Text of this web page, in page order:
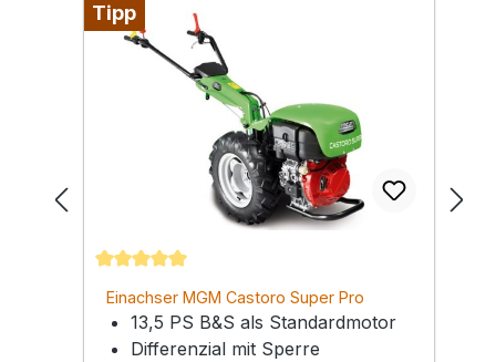
Tipp
Durchschnittliche Bewertung von 5 von 5
Einachser MGM Castoro Super Pro
13,5 PS B&S als Standardmotor
Differenzial mit Sperre